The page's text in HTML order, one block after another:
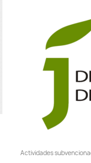
Actividades